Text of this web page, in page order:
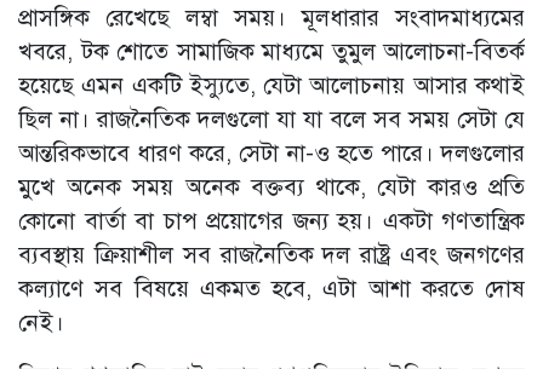
প্রাসঙ্গিক রেখেছে লম্বা সময়। মূলধারার সংবাদমাধ্যমের
খবরে, টক শোতে সামাজিক মাধ্যমে তুমুল আলোচনা-বিতর্ক
হয়েছে এমন একটি ইস্যুতে, যেটা আলোচনায় আসার কথাই
ছিল না। রাজনৈতিক দলগুলো যা যা বলে সব সময় সেটা যে
আন্তরিকভাবে ধারণ করে, সেটা না-ও হতে পারে। দলগুলোর
মুখে অনেক সময় অনেক বক্তব্য থাকে, যেটা কারও প্রতি
কোনো বার্তা বা চাপ প্রয়োগের জন্য হয়। একটা গণতান্ত্রিক
ব্যবস্থায় ক্রিয়াশীল সব রাজনৈতিক দল রাষ্ট্র এবং জনগণের
কল্যাণে সব বিষয়ে একমত হবে, এটা আশা করতে দোষ
নেই।